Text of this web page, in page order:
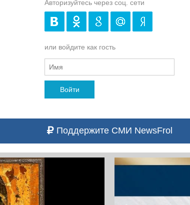
Авторизуйтесь через соц. сети
или войдите как гость
Войти
Поддержите СМИ NewsFrol